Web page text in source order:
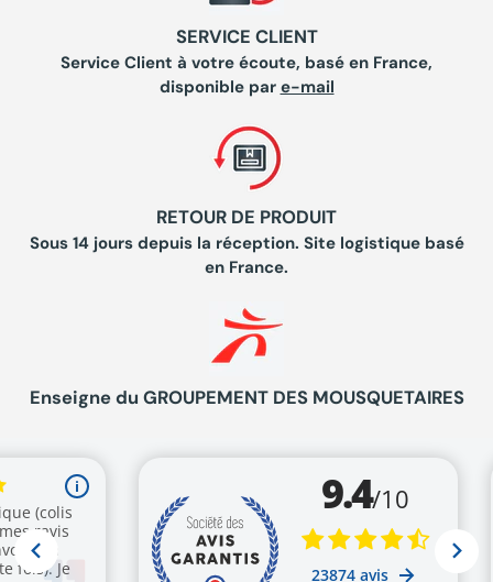
SERVICE CLIENT
Service Client à votre écoute, basé en France,
disponible par e-mail
RETOUR DE PRODUIT
Sous 14 jours depuis la réception. Site logistique basé
en France.
Enseigne du GROUPEMENT DES MOUSQUETAIRES